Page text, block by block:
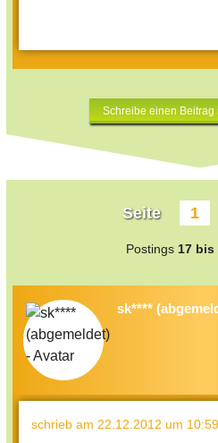
Schreibe einen Beitrag
Seite 1
Postings 17 bis
sk****
schrieb am 22.12.2012 um